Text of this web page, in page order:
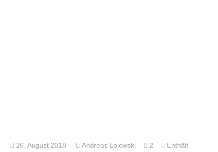
26. August 2018 Andreas Lojewski 2
Enthält